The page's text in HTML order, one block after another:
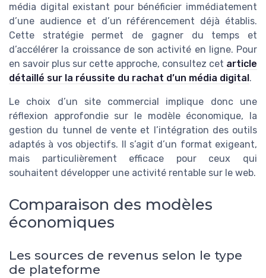
média digital existant pour bénéficier immédiatement
d’une audience et d’un référencement déjà établis.
Cette stratégie permet de gagner du temps et
d’accélérer la croissance de son activité en ligne. Pour
en savoir plus sur cette approche, consultez cet article
détaillé sur la réussite du rachat d’un média digital.
Le choix d’un site commercial implique donc une
réflexion approfondie sur le modèle économique, la
gestion du tunnel de vente et l’intégration des outils
adaptés à vos objectifs. Il s’agit d’un format exigeant,
mais particulièrement efficace pour ceux qui
souhaitent développer une activité rentable sur le web.
Comparaison des modèles
économiques
Les sources de revenus selon le type
de plateforme